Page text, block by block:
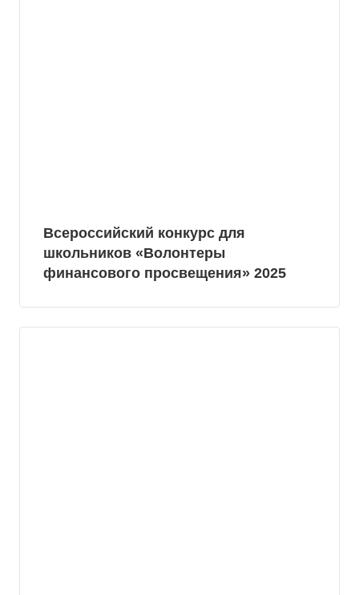
Всероссийский конкурс для
школьников «Волонтеры
финансового просвещения» 2025